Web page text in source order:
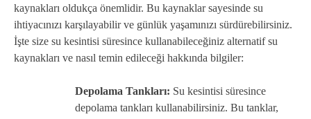
kaynakları oldukça önemlidir. Bu kaynaklar sayesinde su
ihtiyacınızı karşılayabilir ve günlük yaşamınızı sürdürebilirsiniz.
İşte size su kesintisi süresince kullanabileceğiniz alternatif su
kaynakları ve nasıl temin edileceği hakkında bilgiler:
Depolama Tankları: Su kesintisi süresince
depolama tankları kullanabilirsiniz. Bu tanklar,